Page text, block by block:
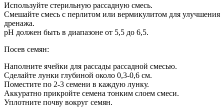
Используйте стерильную рассадную смесь.
Смешайте смесь с перлитом или вермикулитом для улучшения
дренажа.
pH должен быть в диапазоне от 5,5 до 6,5.
Посев семян:
Наполните ячейки для рассады рассадной смесью.
Сделайте лунки глубиной около 0,3-0,6 см.
Поместите по 2-3 семени в каждую лунку.
Аккуратно прикройте семена тонким слоем смеси.
Уплотните почву вокруг семян.